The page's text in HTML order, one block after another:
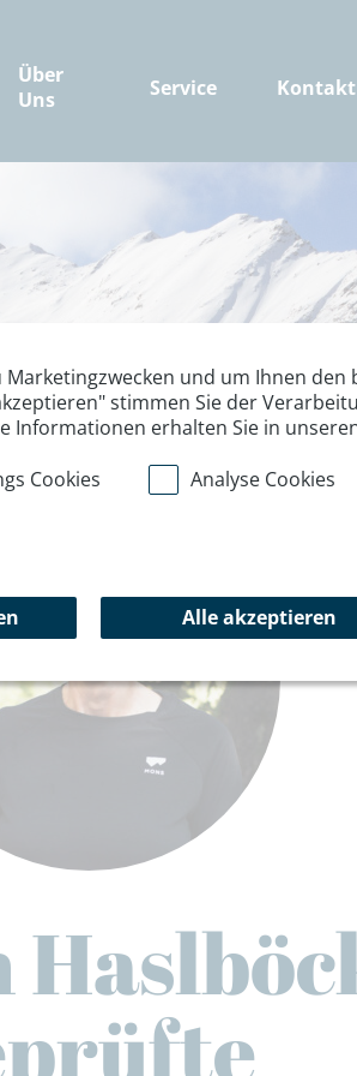
Über
Uns
Service Kontakt
und um Ihnen den
stimmen Sie der
Informationen erhalten Sie in
Cookies Analyse Cookies
Alle akzeptieren